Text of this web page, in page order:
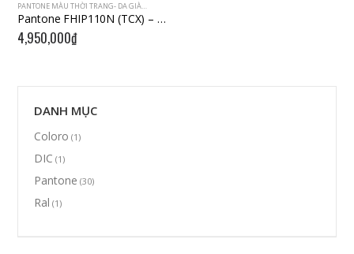
PANTONE MÀU THỜI TRANG- DA GIÀY,
Pantone FHIP110N (TCX) – 2019 – 2,310 Màu
4,950,000₫
DANH MỤC
Coloro (1)
DIC (1)
Pantone (30)
Ral (1)